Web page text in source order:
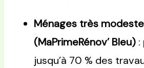
Ménages très
(MaPrimeRénov’ Bleu) :
jusqu’à 70 % des